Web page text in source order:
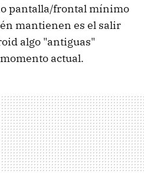
pantalla/frontal mínimo
mantienen es el salir
algo "antiguas"
actual.